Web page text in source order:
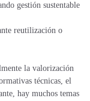
gestión sustentable
reutilización o
la valorización
técnicas, el
hay muchos temas